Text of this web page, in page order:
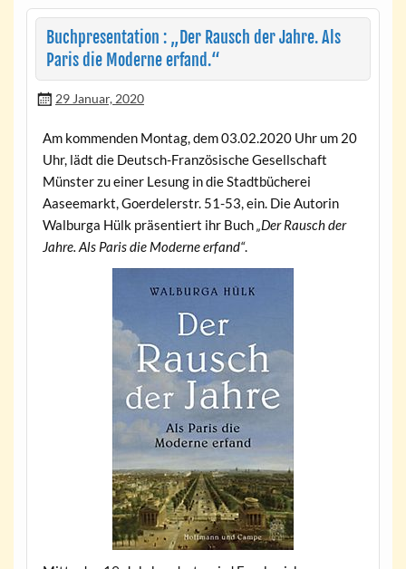
Buchpresentation : „Der Rausch der Jahre. Als
Paris die Moderne erfand.“
29 Januar, 2020
Am kommenden Montag, dem 03.02.2020 Uhr um 20
Uhr, lädt die Deutsch-Französische Gesellschaft
Münster zu einer Lesung in die Stadtbücherei
Aaseemarkt, Goerdelerstr. 51-53, ein. Die Autorin
Walburga Hülk präsentiert ihr Buch„Der Rausch der
Jahre. Als Paris die Moderne erfand“.